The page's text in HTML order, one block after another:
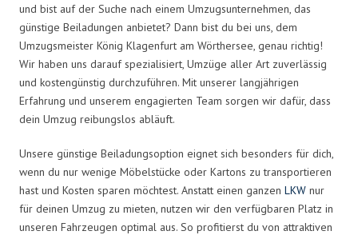
und bist auf der Suche nach einem Umzugsunternehmen, das
günstige Beiladungen anbietet? Dann bist du bei uns, dem
Umzugsmeister König Klagenfurt am Wörthersee, genau richtig!
Wir haben uns darauf spezialisiert, Umzüge aller Art zuverlässig
und kostengünstig durchzuführen. Mit unserer langjährigen
Erfahrung und unserem engagierten Team sorgen wir dafür, dass
dein Umzug reibungslos abläuft.
Unsere günstige Beiladungsoption eignet sich besonders für dich,
wenn du nur wenige Möbelstücke oder Kartons zu transportieren
hast und Kosten sparen möchtest. Anstatt einen ganzen LKW nur
für deinen Umzug zu mieten, nutzen wir den verfügbaren Platz in
unseren Fahrzeugen optimal aus. So profitierst du von attraktiven